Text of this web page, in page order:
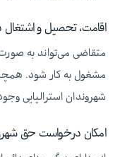
اقامت، تحصیل و اشتغال
متقاضی می‌تواند به صورت
مشغول به کار شود.
شهروندان استرالیایی
امکان درخواست حق